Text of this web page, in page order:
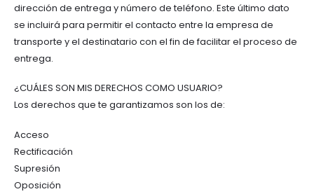
dirección de entrega y número de teléfono. Este último dato
se incluirá para permitir el contacto entre la empresa de
transporte y el destinatario con el fin de facilitar el proceso de
entrega.
¿CUÁLES SON MIS DERECHOS COMO USUARIO?
Los derechos que te garantizamos son los de:
Acceso
Rectificación
Supresión
Oposición